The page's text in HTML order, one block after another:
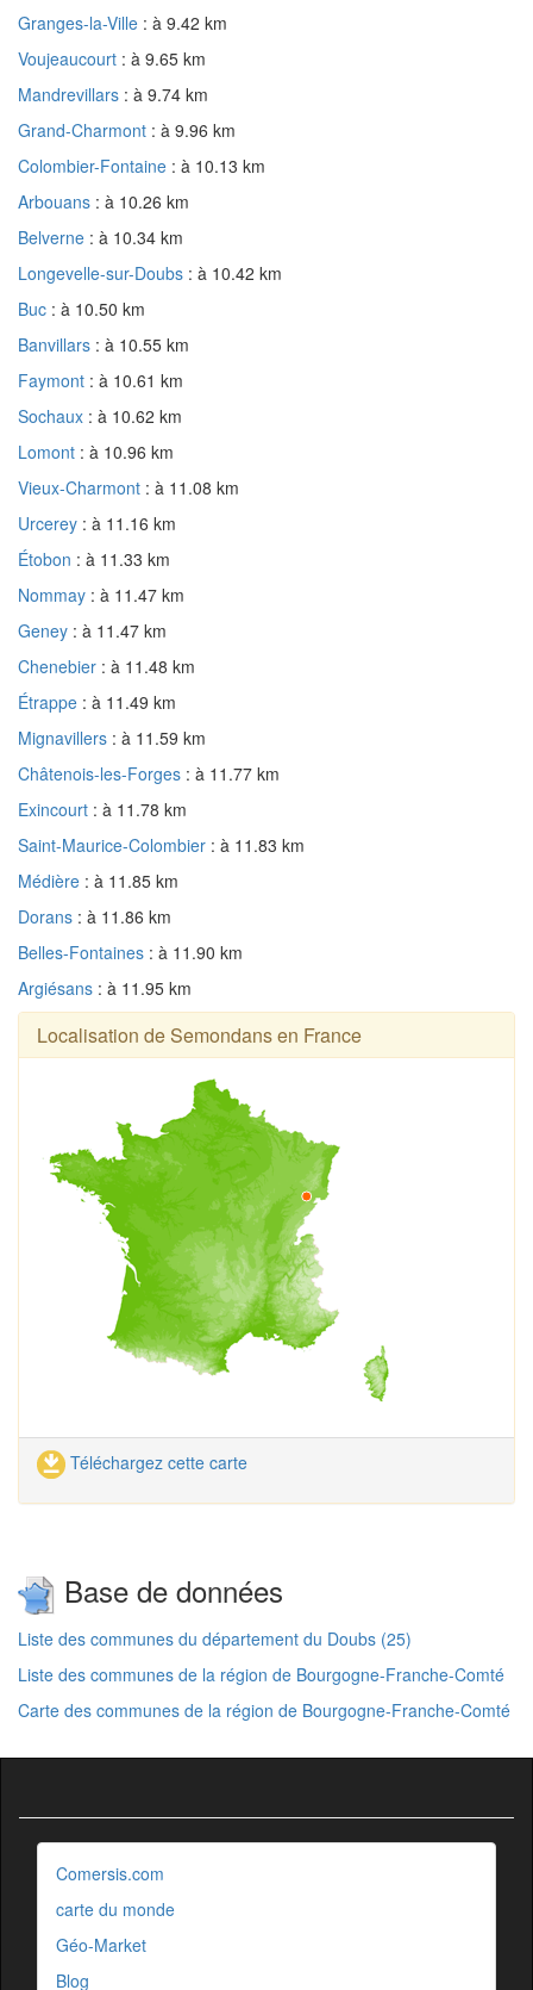
Granges-la-Ville : à 9.42 km
Voujeaucourt : à 9.65 km
Mandrevillars : à 9.74 km
Grand-Charmont : à 9.96 km
Colombier-Fontaine : à 10.13 km
Arbouans : à 10.26 km
Belverne : à 10.34 km
Longevelle-sur-Doubs : à 10.42 km
Buc : à 10.50 km
Banvillars : à 10.55 km
Faymont : à 10.61 km
Sochaux : à 10.62 km
Lomont : à 10.96 km
Vieux-Charmont : à 11.08 km
Urcerey : à 11.16 km
Étobon : à 11.33 km
Nommay : à 11.47 km
Geney : à 11.47 km
Chenebier : à 11.48 km
Étrappe : à 11.49 km
Mignavillers : à 11.59 km
Châtenois-les-Forges : à 11.77 km
Exincourt : à 11.78 km
Saint-Maurice-Colombier : à 11.83 km
Médière : à 11.85 km
Dorans : à 11.86 km
Belles-Fontaines : à 11.90 km
Argiésans : à 11.95 km
Localisation de Semondans en France
Téléchargez cette carte
Base de données
Liste des communes du département du Doubs (25)
Liste des communes de la région de Bourgogne-Franche-Comté
Carte des communes de la région de Bourgogne-Franche-Comté
Comersis.com
carte du monde
Géo-Market
Blog